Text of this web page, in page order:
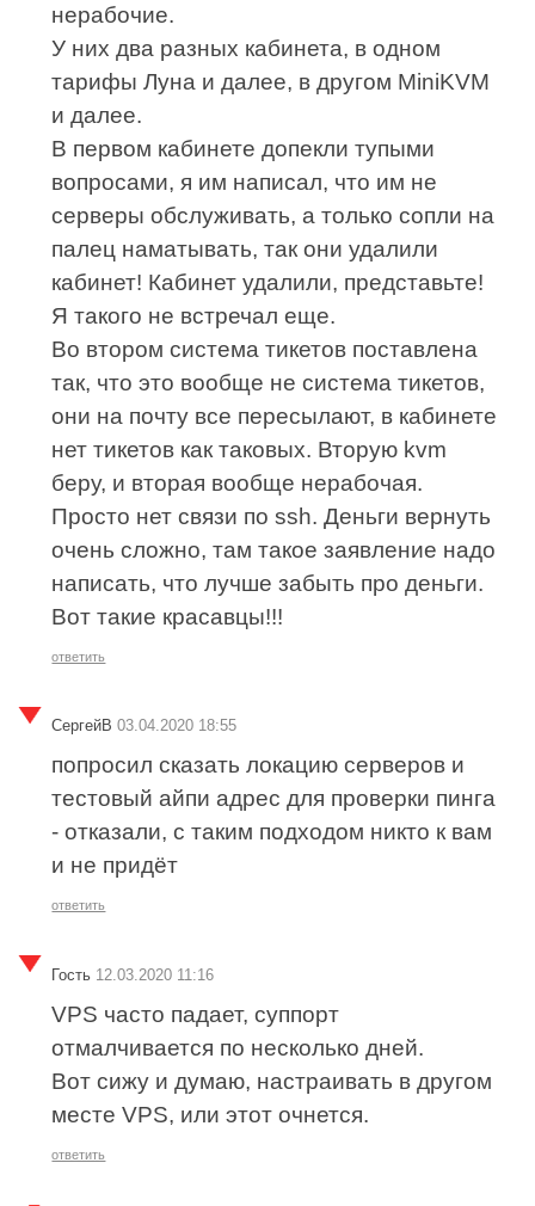
нерабочие.
У них два разных кабинета, в одном
тарифы Луна и далее, в другом MiniKVM
и далее.
В первом кабинете допекли тупыми
вопросами, я им написал, что им не
серверы обслуживать, а только сопли на
палец наматывать, так они удалили
кабинет! Кабинет удалили, представьте!
Я такого не встречал еще.
Во втором система тикетов поставлена
так, что это вообще не система тикетов,
они на почту все пересылают, в кабинете
нет тикетов как таковых. Вторую kvm
беру, и вторая вообще нерабочая.
Просто нет связи по ssh. Деньги вернуть
очень сложно, там такое заявление надо
написать, что лучше забыть про деньги.
Вот такие красавцы!!!
ответить
СергейВ 03.04.2020 18:55
попросил сказать локацию серверов и
тестовый айпи адрес для проверки пинга
- отказали, с таким подходом никто к вам
и не придёт
ответить
Гость 12.03.2020 11:16
VPS часто падает, суппорт
отмалчивается по несколько дней.
Вот сижу и думаю, настраивать в другом
месте VPS, или этот очнется.
ответить